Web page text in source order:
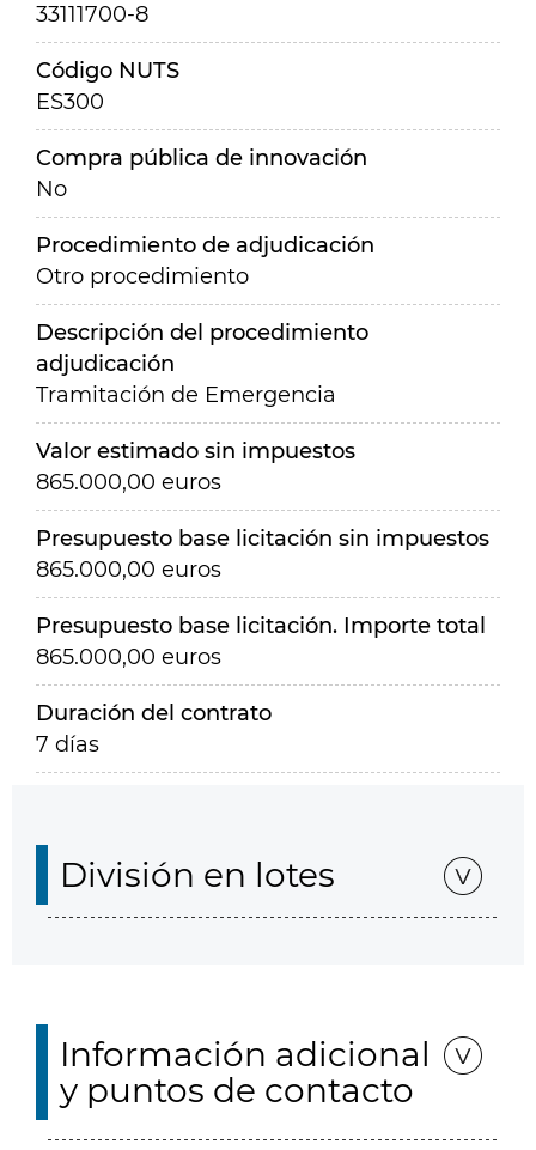
33111700-8
Código NUTS
ES300
Compra pública de innovación
No
Procedimiento de adjudicación
Otro procedimiento
Descripción del procedimiento
adjudicación
Tramitación de Emergencia
Valor estimado sin impuestos
865.000,00 euros
Presupuesto base licitación sin impuestos
865.000,00 euros
Presupuesto base licitación. Importe total
865.000,00 euros
Duración del contrato
7 días
División en lotes
Información adicional
y puntos de contacto